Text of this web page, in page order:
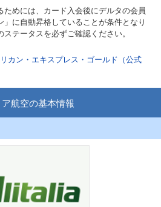
めには、カード入会後にデルタの会員
」に自動昇格していることが条件となり
テータスを必ずご確認ください。
カン・エキスプレス・ゴールド（公式
航空の基本情報